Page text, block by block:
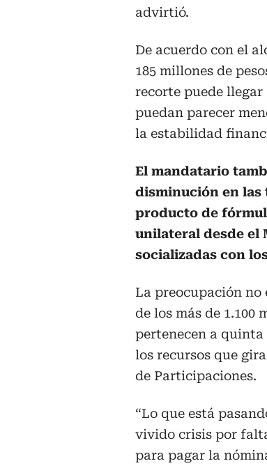
advirtió.
De acuerdo con el
185 millones de
recorte puede llegar
puedan parecer
la estabilidad
El mandatario
disminución en las
producto de
unilateral desde el
socializadas con
La preocupación no
de los más de 1.100
pertenecen a quinta
los recursos que
de Participaciones.
“Lo que está
vivido crisis por
para pagar la